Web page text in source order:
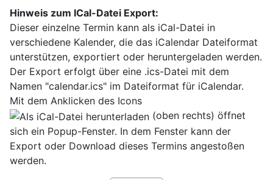
Hinweis zum ICal-Datei Export:
Dieser einzelne Termin kann als iCal-Datei in
verschiedene Kalender, die das iCalendar Dateiformat
unterstützen, exportiert oder heruntergeladen werden.
Der Export erfolgt über eine .ics-Datei mit dem
Namen "calendar.ics" im Dateiformat für iCalendar.
Mit dem Anklicken des Icons
(oben rechts) öffnet
sich ein Popup-Fenster. In dem Fenster kann der
Export oder Download dieses Termins angestoßen
werden.